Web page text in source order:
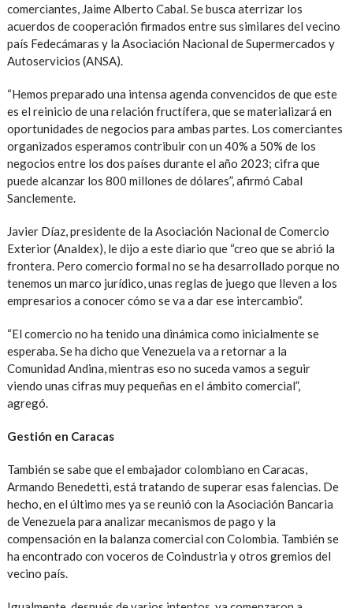
comerciantes, Jaime Alberto Cabal. Se busca aterrizar los
acuerdos de cooperación firmados entre sus similares del vecino
país Fedecámaras y la Asociación Nacional de Supermercados y
Autoservicios (ANSA).
“Hemos preparado una intensa agenda convencidos de que este
es el reinicio de una relación fructífera, que se materializará en
oportunidades de negocios para ambas partes. Los comerciantes
organizados esperamos contribuir con un 40% a 50% de los
negocios entre los dos países durante el año 2023; cifra que
puede alcanzar los 800 millones de dólares”, afirmó Cabal
Sanclemente.
Javier Díaz, presidente de la Asociación Nacional de Comercio
Exterior (Analdex), le dijo a este diario que “creo que se abrió la
frontera. Pero comercio formal no se ha desarrollado porque no
tenemos un marco jurídico, unas reglas de juego que lleven a los
empresarios a conocer cómo se va a dar ese intercambio”.
“El comercio no ha tenido una dinámica como inicialmente se
esperaba. Se ha dicho que Venezuela va a retornar a la
Comunidad Andina, mientras eso no suceda vamos a seguir
viendo unas cifras muy pequeñas en el ámbito comercial”,
agregó.
Gestión en Caracas
También se sabe que el embajador colombiano en Caracas,
Armando Benedetti, está tratando de superar esas falencias. De
hecho, en el último mes ya se reunió con la Asociación Bancaria
de Venezuela para analizar mecanismos de pago y la
compensación en la balanza comercial con Colombia. También se
ha encontrado con voceros de Coindustria y otros gremios del
vecino país.